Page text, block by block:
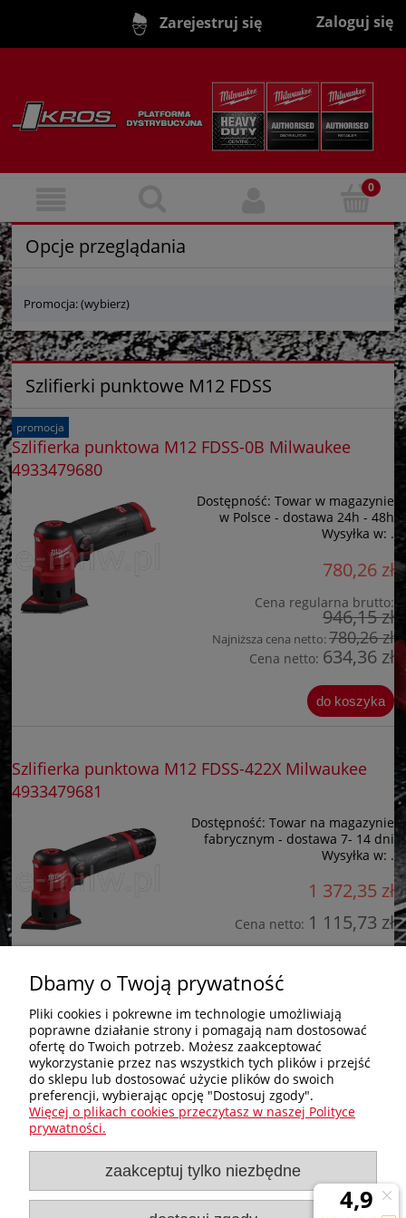
Zarejestruj się Zaloguj się
Opcje przeglądania
Promocja: (wybierz)
Szlifierki punktowe M12 FDSS
Szlifierka punktowa M12 FDSS-0B Milwaukee
4933479680
Dostępność: Towar w magazynie
w Polsce - dostawa 24h - 48h
Wysyłka w: .
780,26 zł
Cena regularna brutto:
946,15 zł
Najniższa cena netto:780,26 zł
Cena netto: 634,36 zł
do koszyka
promocja
Szlifierka punktowa M12 FDSS-422X Milwaukee
4933479681
Dostępność: Towar na magazynie
fabrycznym - dostawa 7- 14 dni
Wysyłka w: .
1 372,35 zł
Cena netto: 1 115,73 zł
Zakupy
Pomoc
Moje konto
Dbamy o Twoją prywatność
Pliki cookies i pokrewne im technologie umożliwiają
poprawne działanie strony i pomagają nam dostosować
ofertę do Twoich potrzeb. Możesz zaakceptować
wykorzystanie przez nas wszystkich tych plików i przejść
do sklepu lub dostosować użycie plików do swoich
preferencji, wybierając opcję "Dostosuj zgody".
Więcej o plikach cookies przeczytasz w naszej Polityce
prywatności.
zaakceptuj tylko niezbędne